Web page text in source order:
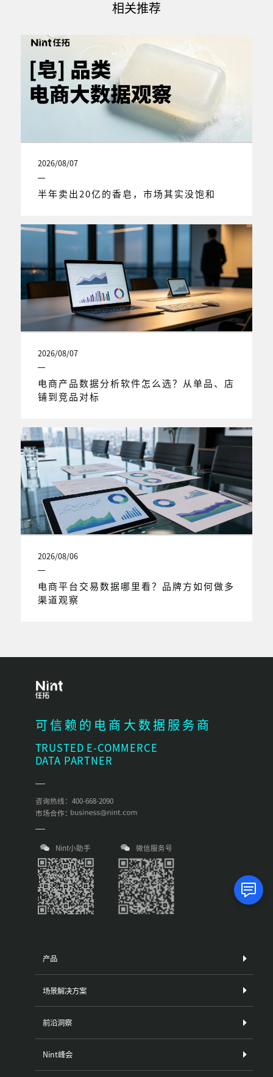
相关推荐
2026/08/07
半年卖出20亿的香皂，市场其实没饱和
2026/08/07
电商产品数据分析软件怎么选？从单品、店
铺到竞品对标
2026/08/06
电商平台交易数据哪里看？品牌方如何做多
渠道观察
可信赖的电商大数据服务商
TRUSTED E-COMMERCE
DATA PARTNER
咨询热线：400-668-2090
市场合作：
Nint小助手 微信服务号
产品
场景解决方案
前沿洞察
Nint峰会